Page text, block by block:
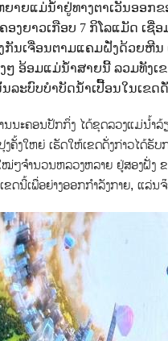
າຍແມ່ນ້ຳຢູ່ທາງຕາເວັນອອກຂ
ງຍາວເກືອບ 7 ກິໂລແມັດ ເຊື່
ກັນເຈື່ອນຕາມແຄມຝັ່ງດ້ວຍຫີ
ໆ ອ້ອມແມ່ນ້ຳສາຍນີ້ ລວມທັງ
ລະບົບບຳບັດນ້ຳເປ້ື້ອນໃນເຂ
ນະຄອນປັກກິ່ງ ໄດ້ຂຸດລວງແມ່ນ້ຳ
ປຸງຄັ້ງໃຫຍ່ ເຮັດໃຫ້ເຂດດັ່ງກ່າວໄ
ຈຳນວນຫລວງຫລາຍ ຢູ່ສອງຝັ່ງ
ດນີ້ເພື່ອຍ່າງອອກກຳລັງກາຍ, ແລ່